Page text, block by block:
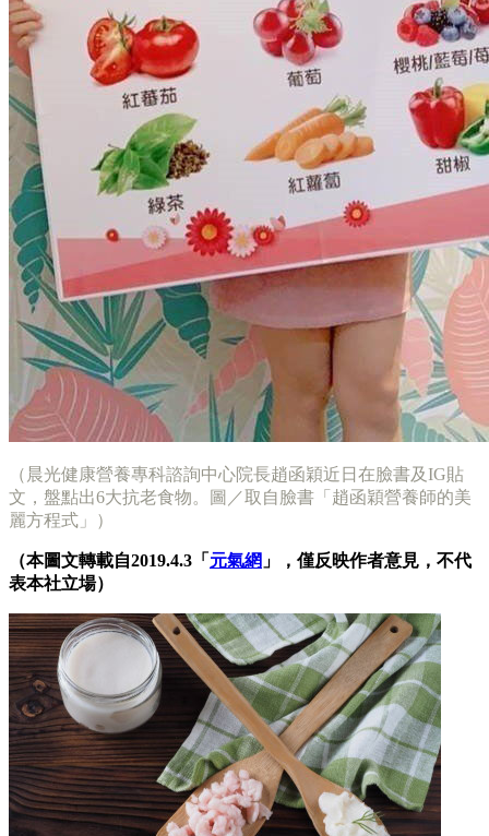
（晨光健康營養專科諮詢中心院長趙函穎近日在臉書及IG貼
文，盤點出6大抗老食物。圖／取自臉書「趙函穎營養師的美
麗方程式」）
（本圖文轉載自2019.4.3「 元氣網 」，僅反映作者意見，不代
表本社立場）